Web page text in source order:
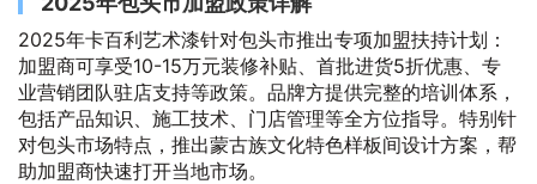
2025年卡百利艺术漆针对包头市推出专项加盟扶持计划：
加盟商可享受10-15万元装修补贴、首批进货5折优惠、专
业营销团队驻店支持等政策。品牌方提供完整的培训体系，
包括产品知识、施工技术、门店管理等全方位指导。特别针
对包头市场特点，推出蒙古族文化特色样板间设计方案，帮
助加盟商快速打开当地市场。